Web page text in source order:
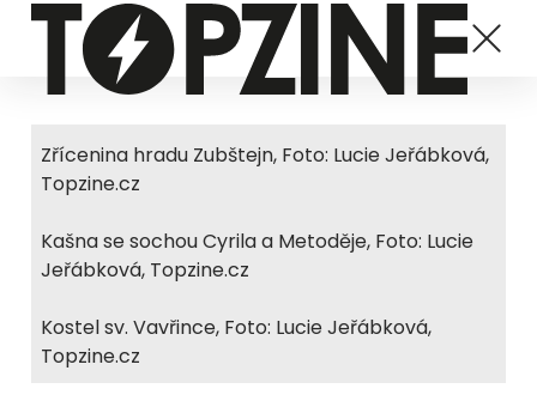
Zřícenina hradu Zubštejn, Foto: Lucie Jeřábková,
Topzine.cz
Kašna se sochou Cyrila a Metoděje, Foto: Lucie
Jeřábková, Topzine.cz
Kostel sv. Vavřince, Foto: Lucie Jeřábková,
Topzine.cz